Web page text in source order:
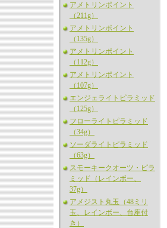
アメトリンポイント
（211g）
アメトリンポイント
（135g）
アメトリンポイント
（112g）
アメトリンポイント
（107g）
エンジェライトピラミッド
（125g）
フローライトピラミッド
（34g）
ソーダライトピラミッド
（63g）
スモーキークオーツ・ピラ
ミッド（レインボー、
37g）
アメジスト丸玉（48ミリ
玉、レインボー、台座付
き）